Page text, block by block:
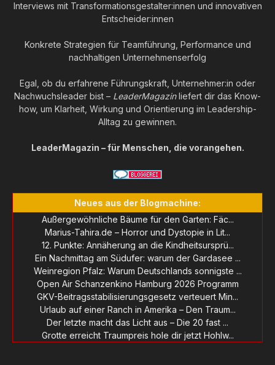
Interviews mit Transformationsgestalter:innen und innovativen
Entscheider:innen
Konkrete Strategien für Teamführung, Performance und
nachhaltigen Unternehmenserfolg
Egal, ob du erfahrene Führungskraft, Unternehmer:in oder
Nachwuchsleader bist – LeaderMagazinliefert dir das Know-
how, um Klarheit, Wirkung und Orientierung im Leadership-
Alltag zu gewinnen.
LeaderMagazin – für Menschen, die vorangehen.
Neues aus der Blogmachine:
Außergewöhnliche Bäume für den Garten: Fäc...
Marius-Tahira.de – Horror und Dystopie in Lit...
12. Punkte: Annäherung an die Kindheitsursprü...
Ein Nachmittag am Südufer: warum der Gardasee ...
Weinregion Pfalz: Warum Deutschlands sonnigste ...
Open Air Schanzenkino Hamburg 2026 Programm
GKV-Beitragsstabilisierungsgesetz verteuert Min...
Urlaub auf einer Ranch in Amerika – Den Traum...
Der letzte macht das Licht aus – Die 20 fast ...
Grotte erreicht Traumpreis hole dir jetzt Hohlw...